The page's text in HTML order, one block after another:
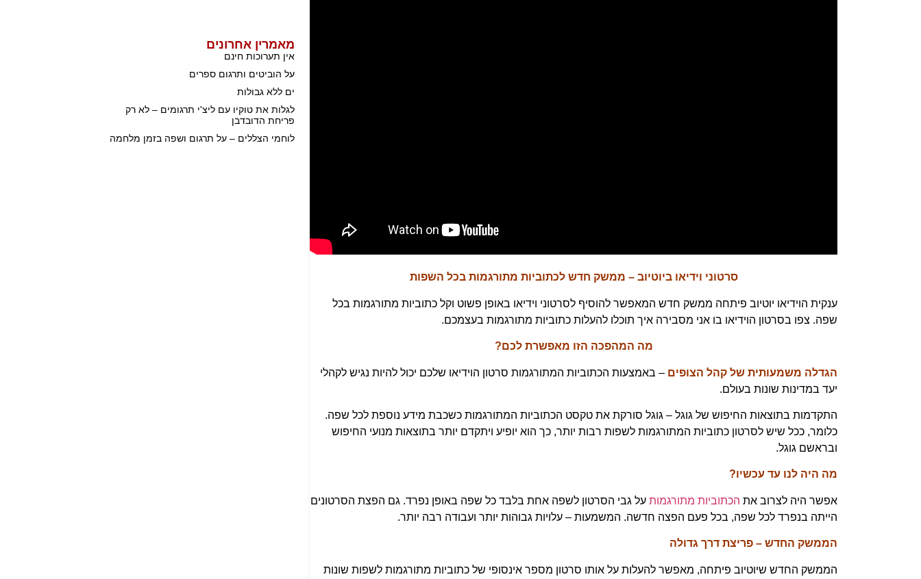
סרטוני וידיאו ביוטיוב – ממשק חדש לכתוביות מתורגמות בכל השפות
ענקית הוידיאו יוטיוב פיתחה ממשק חדש המאפשר להוסיף לסרטוני וידיאו באופן פשוט וקל כתוביות מתורגמות בכל
שפה. צפו בסרטון הוידיאו בו אני מסבירה איך תוכלו להעלות כתוביות מתורגמות בעצמכם.
מה המהפכה הזו מאפשרת לכם?
הגדלה משמעותית של קהל הצופים – באמצעות הכתוביות המתורגמות סרטון הוידיאו שלכם יכול להיות נגיש לקהלי
יעד במדינות שונות בעולם.
התקדמות בתוצאות החיפוש של גוגל – גוגל סורקת את טקסט הכתוביות המתורגמות כשכבת מידע נוספת לכל שפה.
כלומר, ככל שיש לסרטון כתוביות המתורגמות לשפות רבות יותר, כך הוא יופיע ויתקדם יותר בתוצאות מנועי החיפוש
ובראשם גוגל.
מה היה לנו עד עכשיו?
אפשר היה לצרוב את הכתוביות מתורגמות על גבי הסרטון לשפה אחת בלבד כל שפה באופן נפרד. גם הפצת הסרטונים
הייתה בנפרד לכל שפה, בכל פעם הפצה חדשה. המשמעות – עלויות גבוהות יותר ועבודה רבה יותר.
הממשק החדש – פריצת דרך גדולה
הממשק החדש שיוטיוב פיתחה, מאפשר להעלות על אותו סרטון מספר אינסופי של כתוביות מתורגמות לשפות שונות
מאמרין אחרונים
אין תערוכות חינם
על הוביטים ותרגום ספרים
ים ללא גבולות
לגלות את טוקיו עם ליצ'י תרגומים – לא רק
פריחת הדובדבן
לוחמי הצללים – על תרגום ושפה בזמן מלחמה